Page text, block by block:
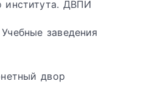
института. ДВПИ
заведения
двор